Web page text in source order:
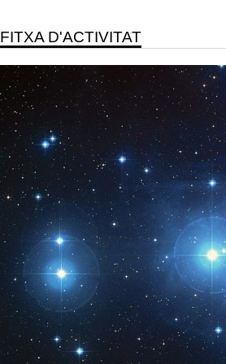
FITXA D'ACTIVITAT